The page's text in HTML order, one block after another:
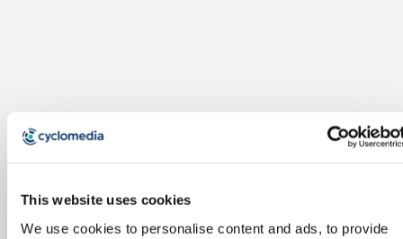
This website uses cookies
We use cookies to personalise content and ads, to provide